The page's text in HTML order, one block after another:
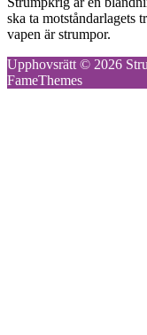
ska ta motståndarlagets
vapen är strumpor.
Upphovsrätt © 2026
FameThemes